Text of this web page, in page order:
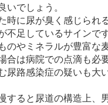
いでしょう。
時に尿が臭く感じられ
不足しているサインで
のやミネラルが豊富な
合は病院での点滴も必
尿路感染症の疑いも大
すると尿道の構造上、